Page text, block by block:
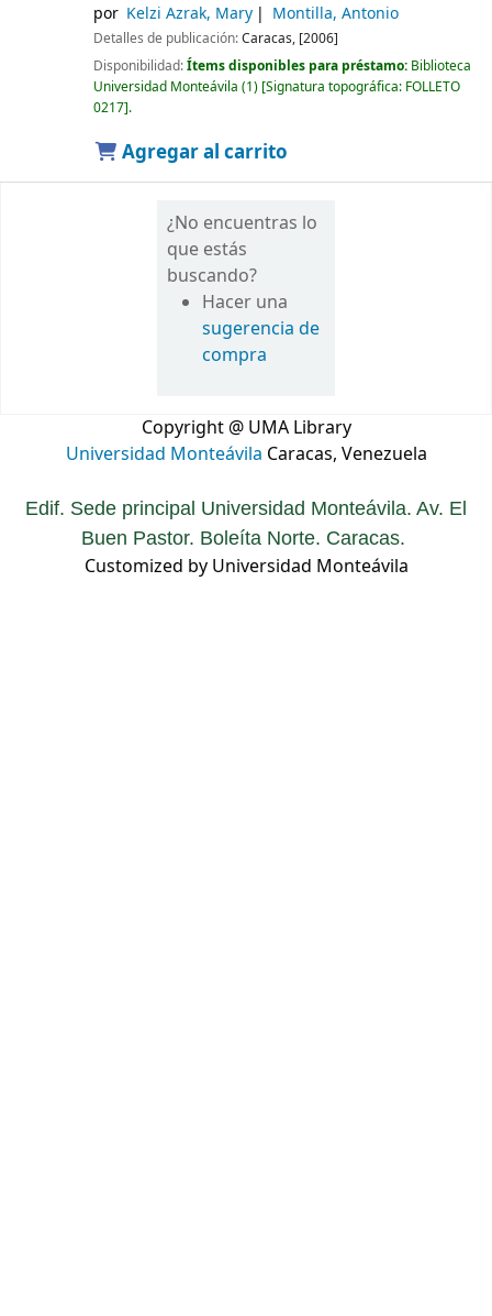
por Kelzi Azrak, Mary Montilla, Antonio
Detalles de publicación:Caracas, [2006]
Disponibilidad:Ítems disponibles para préstamo: Biblioteca
Universidad Monteávila (1) Signatura topográfica: FOLLETO
0217 .
Agregar al carrito
¿No encuentras lo
que estás
buscando?
Hacer una
sugerencia de
compra
Copyright @ UMA Library
Universidad Monteávila Caracas, Venezuela
Edif. Sede principal Universidad Monteávila. Av. El
Buen Pastor. Boleíta Norte. Caracas.
Customized by Universidad Monteávila